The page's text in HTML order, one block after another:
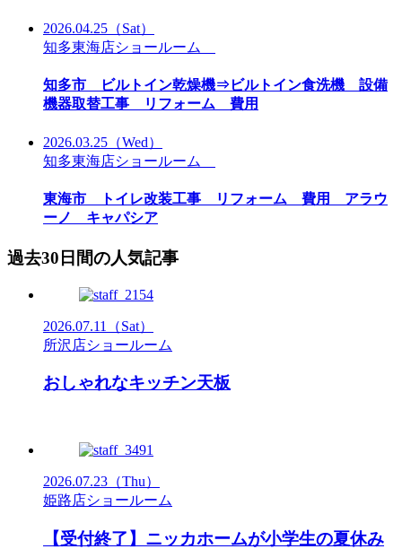
2026.04.25 （Sat）
知多東海店ショールーム
知多市 ビルトイン乾燥機⇒ビルトイン食洗機 設備
機器取替工事 リフォーム 費用
2026.03.25 （Wed）
知多東海店ショールーム
東海市 トイレ改装工事 リフォーム 費用 アラウ
ーノ キャパシア
過去30日間の人気記事
2026.07.11
（Sat）
所沢店ショールーム
おしゃれなキッチン天板
2026.07.23 （Thu）
姫路店ショールーム
【受付終了】ニッカホームが小学生の夏休み